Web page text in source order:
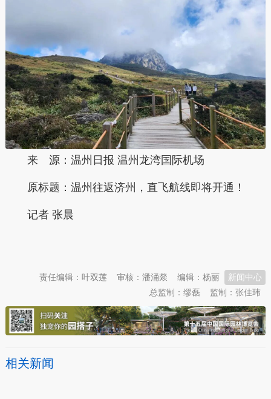
来 源：温州日报 温州龙湾国际机场
原标题： 温州往返济州，直飞航线即将开通！
记者 张晨
新闻中心
编辑：杨丽
审核：潘涌燚
责任编辑：叶双莲
监制：张佳玮
总监制：缪磊
相关新闻